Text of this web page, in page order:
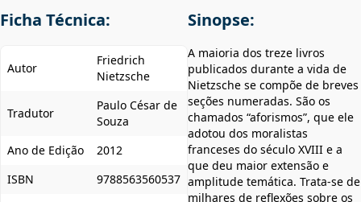
Ficha Técnica:
Autor
Friedrich
Nietzsche
Tradutor
Paulo César de
Souza
Ano de Edição
2012
ISBN
9788563560537
Sinopse:
A maioria dos treze livros
publicados durante a vida de
Nietzsche se compõe de breves
seções numeradas. São os
chamados “aforismos”, que ele
adotou dos moralistas
franceses do século XVIII e a
que deu maior extensão e
amplitude temática. Trata-se de
milhares de reflexões sobre os